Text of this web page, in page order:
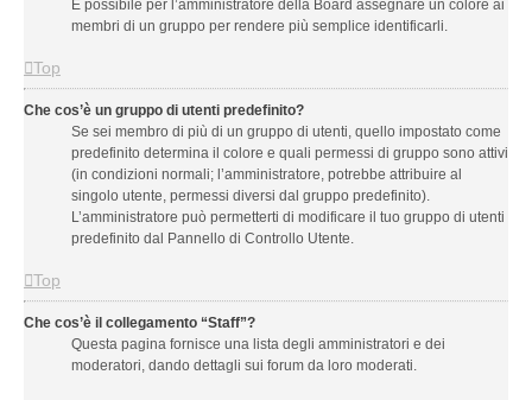
È possibile per l’amministratore della Board assegnare un colore ai
membri di un gruppo per rendere più semplice identificarli.
Top
Che cos’è un gruppo di utenti predefinito?
Se sei membro di più di un gruppo di utenti, quello impostato come
predefinito determina il colore e quali permessi di gruppo sono attivi
(in condizioni normali; l’amministratore, potrebbe attribuire al
singolo utente, permessi diversi dal gruppo predefinito).
L’amministratore può permetterti di modificare il tuo gruppo di utenti
predefinito dal Pannello di Controllo Utente.
Top
Che cos’è il collegamento “Staff”?
Questa pagina fornisce una lista degli amministratori e dei
moderatori, dando dettagli sui forum da loro moderati.